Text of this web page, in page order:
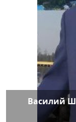
Василий